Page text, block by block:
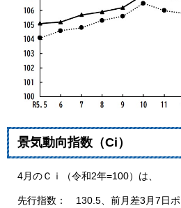
景気動向指数（Ci）
4月のＣｉ（令和2年=100）は、
先行指数： 130.5、前月差3月7日ポ